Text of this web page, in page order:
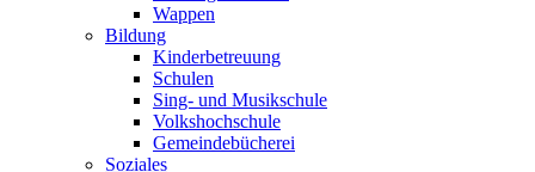
Wappen
Bildung
Kinderbetreuung
Schulen
Sing- und Musikschule
Volkshochschule
Gemeindebücherei
Soziales